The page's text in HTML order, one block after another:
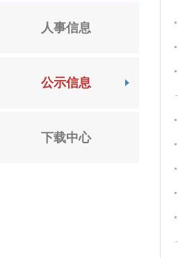
人事信息
公示信息
下载中心